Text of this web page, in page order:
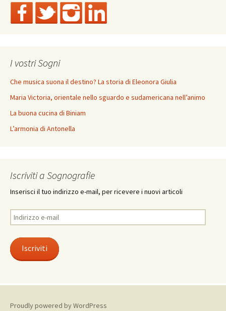
I vostri Sogni
Che musica suona il destino? La storia di Eleonora Giulia
Maria Victoria, orientale nello sguardo e sudamericana nell’animo
La buona cucina di Biniam
L’armonia di Antonella
Iscriviti a Sognografie
Inserisci il tuo indirizzo e-mail, per ricevere i nuovi articoli
Indirizzo
e-
Iscriviti
Proudly powered by WordPress